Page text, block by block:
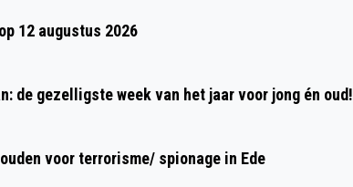
12 augustus 2026
de gezelligste week van het jaar voor jong én oud!
voor terrorisme/ spionage in Ede